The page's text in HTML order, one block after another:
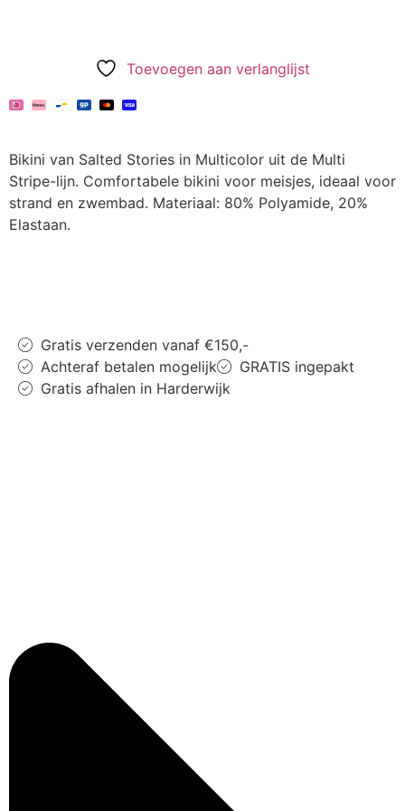
Toevoegen aan verlanglijst
Bikini van Salted Stories in Multicolor uit de Multi
Stripe-lijn. Comfortabele bikini voor meisjes, ideaal voor
strand en zwembad. Materiaal: 80% Polyamide, 20%
Elastaan.
Gratis verzenden vanaf €150,-
Achteraf betalen mogelijk
GRATIS ingepakt
Gratis afhalen in Harderwijk